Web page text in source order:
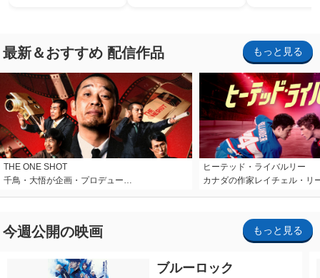
最新＆おすすめ 配信作品 もっと見る
THE ONE SHOT
千鳥・大悟が企画・プロデュー…
ヒーテッド・ライバルリー
カナダの作家レイチェル・リ
今週公開の映画 もっと見る
ブルーロック